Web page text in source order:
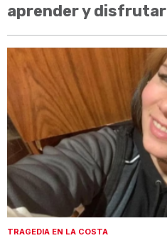
aprender y disfrutar
TRAGEDIA EN LA COSTA